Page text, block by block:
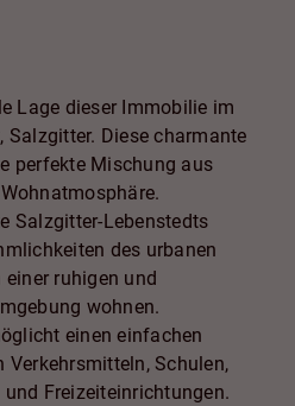
Lage dieser Immobilie im
Salzgitter. Diese charmante
perfekte Mischung aus
Salzgitter-Lebenstedts
des urbanen
einer ruhigen und
wohnen.
einen einfachen
Schulen,
Freizeiteinrichtungen.